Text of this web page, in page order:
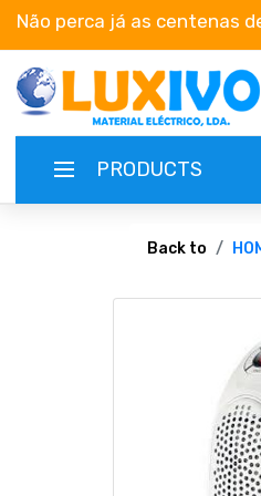
Não perca já as centenas
PRODUCTS
NEW-PRODUCTS
TERMS OF SERVICE
Back to